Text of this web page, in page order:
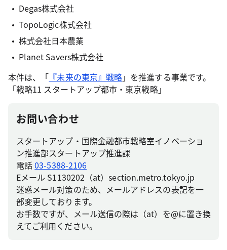
Degas株式会社
TopoLogic株式会社
株式会社日本農業
Planet Savers株式会社
本件は、「 『未来の東京』戦略」を推進する事業です。
「戦略11 スタートアップ都市・東京戦略」
お問い合わせ
スタートアップ・国際金融都市戦略室イノベーショ
ン推進部スタートアップ推進課
電話03-5388-2106
Eメール S1130202（at）section.metro.tokyo.jp
迷惑メール対策のため、メールアドレスの表記を一
部変更しております。
お手数ですが、メール送信の際は（at）を@に置き換
えてご利用ください。